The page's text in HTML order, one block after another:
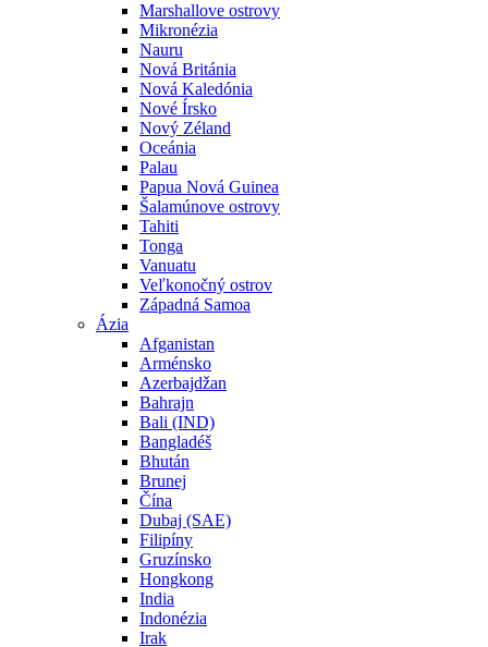
Marshallove ostrovy
Mikronézia
Nauru
Nová Británia
Nová Kaledónia
Nové Írsko
Nový Zéland
Oceánia
Palau
Papua Nová Guinea
Šalamúnove ostrovy
Tahiti
Tonga
Vanuatu
Veľkonočný ostrov
Západná Samoa
Ázia
Afganistan
Arménsko
Azerbajdžan
Bahrajn
Bali (IND)
Bangladéš
Bhután
Brunej
Čína
Dubaj (SAE)
Filipíny
Gruzínsko
Hongkong
India
Indonézia
Irak